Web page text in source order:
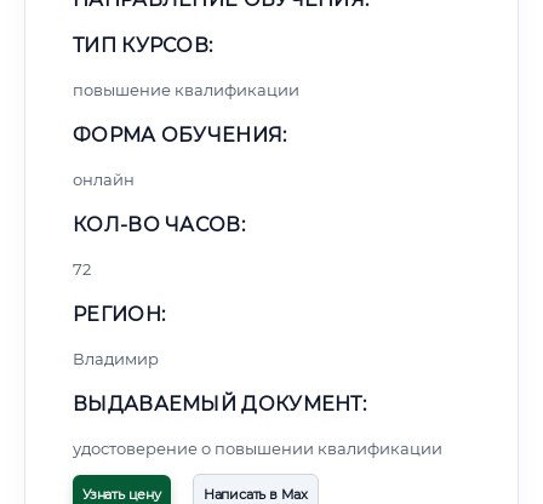
ТИП КУРСОВ:
повышение квалификации
ФОРМА ОБУЧЕНИЯ:
онлайн
КОЛ-ВО ЧАСОВ:
72
РЕГИОН:
Владимир
ВЫДАВАЕМЫЙ ДОКУМЕНТ:
удостоверение о повышении квалификации
Узнать цену Написать в Max